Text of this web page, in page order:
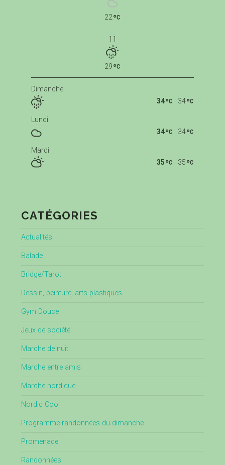
22
11
29
Dimanche
34
34
Lundi
34
34
Mardi
35
35
CATÉGORIES
Actualités
Balade
Bridge/Tarot
Dessin, peinture, arts plastiques
Gym Douce
Jeux de société
Marche de nuit
Marche entre amis
Marche nordique
Nordic Cool
Programme randonnées du dimanche
Promenade
Randonnées